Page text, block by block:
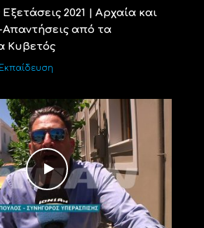
2021 | Αρχαία και
από τα
Κυβετός
Εκπαίδευση